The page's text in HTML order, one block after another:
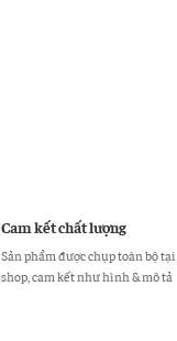
Cam kết chất lượng
Sản phẩm được chụp toàn bộ tại
shop, cam kết như hình & mô tả